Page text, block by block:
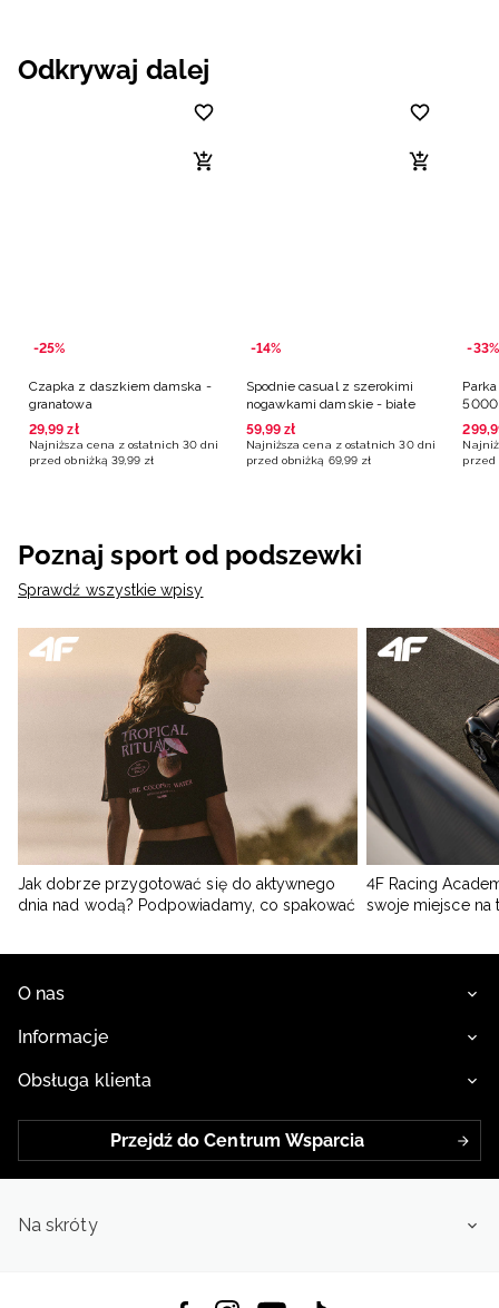
Odkrywaj dalej
-25%
Czapka z daszkiem damska -
granatowa
29,99 zł
Najniższa cena z ostatnich 30 dni
przed obniżką 39,99 zł
-14%
Spodnie casual z szerokimi
nogawkami damskie - białe
59,99 zł
Najniższa cena z ostatnich 30 dni
przed obniżką 69,99 zł
-33%
5000
299,
przed
Poznaj sport od podszewki
Sprawdź wszystkie wpisy
Jak dobrze przygotować się do aktywnego
dnia nad wodą? Podpowiadamy, co spakować
4F Racing
swoje miejsce na
O nas
Informacje
Obsługa klienta
Przejdź do Centrum Wsparcia
Na skróty